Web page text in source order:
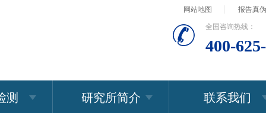
网站地图 报告真
全国咨询热线：
400-
测 研究所简介 联系我们